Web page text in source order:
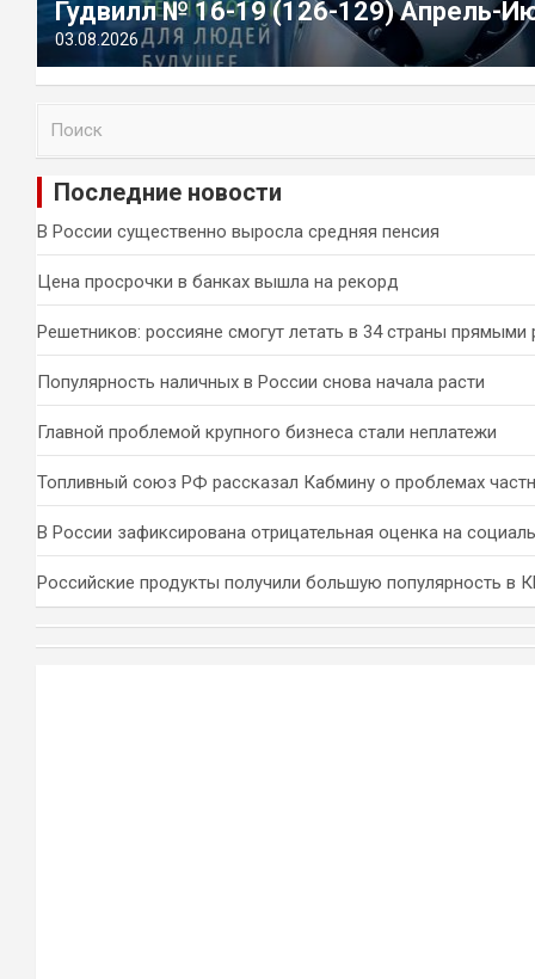
Гудвилл № 16-19 (126-129) Апрель-
03.08.2026
и
Последние новости
В России существенно выросла средняя пенсия
Цена просрочки в банках вышла на рекорд
Решетников: россияне смогут летать в 34 страны прямыми
Популярность наличных в России снова начала расти
Главной проблемой крупного бизнеса стали неплатежи
Топливный союз РФ рассказал Кабмину о проблемах
В России зафиксирована отрицательная оценка на
Российские продукты получили большую популярность в